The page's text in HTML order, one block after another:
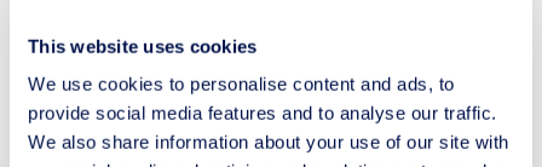
This website uses cookies
We use cookies to personalise content and ads, to
provide social media features and to analyse our traffic.
We also share information about your use of our site with
variare da 250 € a 600 €, a seconda della
distanza del volo e del ritardo all'arrivo a
destinazione causato dal rerouting.
È importante notare che il risarcimento finanziario